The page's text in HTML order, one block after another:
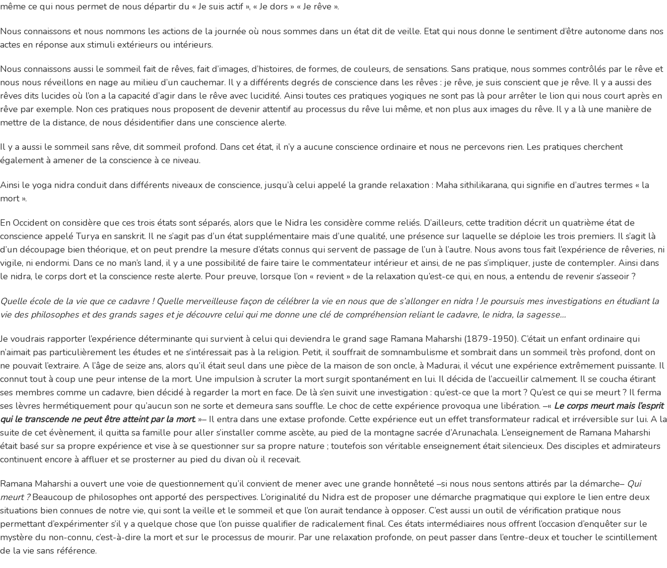
même ce qui nous permet de nous départir du « Je suis actif », « Je dors » « Je rêve ».
Nous connaissons et nous nommons les actions de la journée où nous sommes dans un état dit de veille. Etat qui nous donne le sentiment d’être autonome dans nos
actes en réponse aux stimuli extérieurs ou intérieurs.
Nous connaissons aussi le sommeil fait de rêves, fait d’images, d’histoires, de formes, de couleurs, de sensations. Sans pratique, nous sommes contrôlés par le rêve et
nous nous réveillons en nage au milieu d’un cauchemar. Il y a différents degrés de conscience dans les rêves : je rêve, je suis conscient que je rêve. Il y a aussi des
rêves dits lucides où l’on a la capacité d’agir dans le rêve avec lucidité. Ainsi toutes ces pratiques yogiques ne sont pas là pour arrêter le lion qui nous court après en
rêve par exemple. Non ces pratiques nous proposent de devenir attentif au processus du rêve lui même, et non plus aux images du rêve. Il y a là une manière de
mettre de la distance, de nous désidentifier dans une conscience alerte.
Il y a aussi le sommeil sans rêve, dit sommeil profond. Dans cet état, il n’y a aucune conscience ordinaire et nous ne percevons rien. Les pratiques cherchent
également à amener de la conscience à ce niveau.
Ainsi le yoga nidra conduit dans différents niveaux de conscience, jusqu’à celui appelé la grande relaxation : Maha sithilikarana, qui signifie en d’autres termes « la
mort ».
En Occident on considère que ces trois états sont séparés, alors que le Nidra les considère comme reliés. D’ailleurs, cette tradition décrit un quatrième état de
conscience appelé Turya en sanskrit. Il ne s’agit pas d’un état supplémentaire mais d’une qualité, une présence sur laquelle se déploie les trois premiers. Il s’agit là
d’un découpage bien théorique, et on peut prendre la mesure d’états connus qui servent de passage de l’un à l’autre. Nous avons tous fait l’expérience de rêveries, ni
vigile, ni endormi. Dans ce no man’s land, il y a une possibilité de faire taire le commentateur intérieur et ainsi, de ne pas s’impliquer, juste de contempler. Ainsi dans
le nidra, le corps dort et la conscience reste alerte. Pour preuve, lorsque l’on « revient » de la relaxation qu’est-ce qui, en nous, a entendu de revenir s’asseoir ?
Quelle école de la vie que ce cadavre ! Quelle merveilleuse façon de célébrer la vie en nous que de s’allonger en nidra ! Je poursuis mes investigations en étudiant la
vie des philosophes et des grands sages et je découvre celui qui me donne une clé de compréhension reliant le cadavre, le nidra, la sagesse…
Je voudrais rapporter l’expérience déterminante qui survient à celui qui deviendra le grand sage Ramana Maharshi (1879-1950). C’était un enfant ordinaire qui
n’aimait pas particulièrement les études et ne s’intéressait pas à la religion. Petit, il souffrait de somnambulisme et sombrait dans un sommeil très profond, dont on
ne pouvait l’extraire. A l’âge de seize ans, alors qu’il était seul dans une pièce de la maison de son oncle, à Madurai, il vécut une expérience extrêmement puissante. Il
connut tout à coup une peur intense de la mort. Une impulsion à scruter la mort surgit spontanément en lui. Il décida de l’accueillir calmement. Il se coucha étirant
ses membres comme un cadavre, bien décidé à regarder la mort en face. De là s’en suivit une investigation : qu’est-ce que la mort ? Qu’est ce qui se meurt ? Il ferma
ses lèvres hermétiquement pour qu’aucun son ne sorte et demeura sans souffle. Le choc de cette expérience provoqua une libération. –« Le corps meurt mais l’esprit
qui le transcende ne peut être atteint par la mort. »– Il entra dans une extase profonde. Cette expérience eut un effet transformateur radical et irréversible sur lui. A la
suite de cet évènement, il quitta sa famille pour aller s’installer comme ascète, au pied de la montagne sacrée d’Arunachala. L’enseignement de Ramana Maharshi
était basé sur sa propre expérience et vise à se questionner sur sa propre nature ; toutefois son véritable enseignement était silencieux. Des disciples et admirateurs
continuent encore à affluer et se prosterner au pied du divan où il recevait.
Ramana Maharshi a ouvert une voie de questionnement qu’il convient de mener avec une grande honnêteté –si nous nous sentons attirés par la démarche– Qui
meurt ?Beaucoup de philosophes ont apporté des perspectives. L’originalité du Nidra est de proposer une démarche pragmatique qui explore le lien entre deux
situations bien connues de notre vie, qui sont la veille et le sommeil et que l’on aurait tendance à opposer. C’est aussi un outil de vérification pratique nous
permettant d’expérimenter s’il y a quelque chose que l’on puisse qualifier de radicalement final. Ces états intermédiaires nous offrent l’occasion d’enquêter sur le
mystère du non-connu, c’est-à-dire la mort et sur le processus de mourir. Par une relaxation profonde, on peut passer dans l’entre-deux et toucher le scintillement
de la vie sans référence.